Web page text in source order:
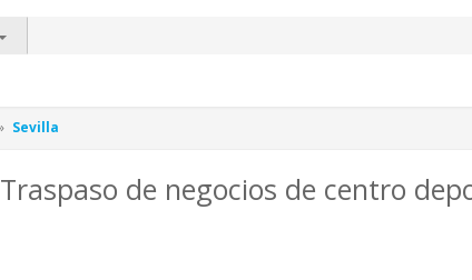
Sevilla
Traspaso de negocios de centro